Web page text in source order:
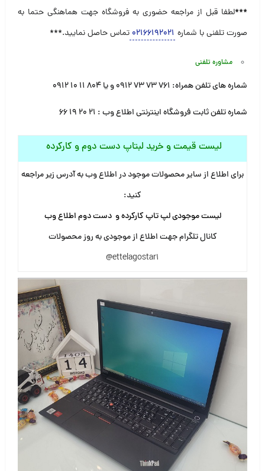
***لطفا قبل از مراجعه حضوری به فروشگاه جهت هماهنگی حتما به
صورت تلفنی با شماره ۰۲۱۶۶۱۹۲۰۲۱ تماس حاصل نمایید.***
مشاوره تلفنی
شماره های تلفن همراه: ۷۶۱ ۷۳ ۷۳ ۰۹۱۲ و یا۸۰۴ ۱۱ ۱۰ ۰۹۱۲
شماره تلفن ثابت فروشگاه اینترنتی اطلاع وب : ۲۱ ۲۰ ۱۹ ۶۶
لیست قیمت و خرید لبتاپ دست دوم و کارکرده
برای اطلاع از سایر محصولات موجود در اطلاع وب به آدرس زیر مراجعه
کنید:
لیست موجودی لپ تاپ کارکرده و دست دوم اطلاع وب
کانال تلگرام جهت اطلاع از موجودی به روز محصولات
@ettelagostar1